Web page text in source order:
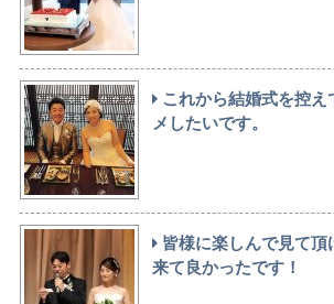
これから結婚式を控え
メしたいです。
皆様に楽しんで見て頂
来て良かったです！